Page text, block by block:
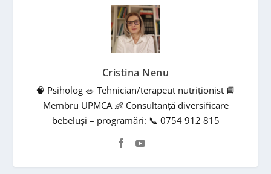
Cristina Nenu
🧠 Psiholog 🥗 Tehnician/terapeut nutriționist 📘
Membru UPMCA 👶 Consultanță diversificare
bebeluși – programări: 📞 0754 912 815